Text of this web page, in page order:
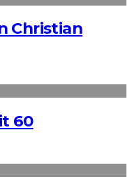
Christian
60